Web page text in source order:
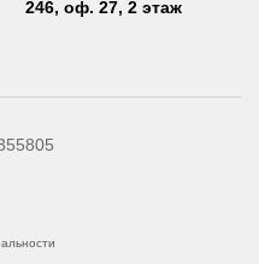
246, оф. 27, 2 этаж